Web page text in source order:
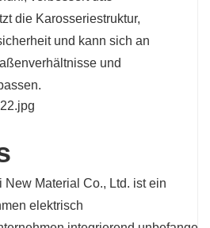
die Karosseriestruktur,
und kann sich an
und
Material Co., Ltd. ist ein
elektrisch